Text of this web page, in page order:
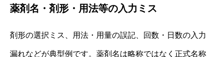
薬剤名・剤形・用法等の入力ミス
剤形の選択ミス、用法・用量の誤記、回数・日数の入力
漏れなどが典型例です。薬剤名は略称ではなく正式名称